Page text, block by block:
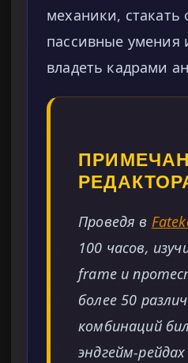
механики, стакать
пассивные умения
владеть кадрами
Проведя в
100 часов,
frame и
более 50
комбинаций
эндгейм-